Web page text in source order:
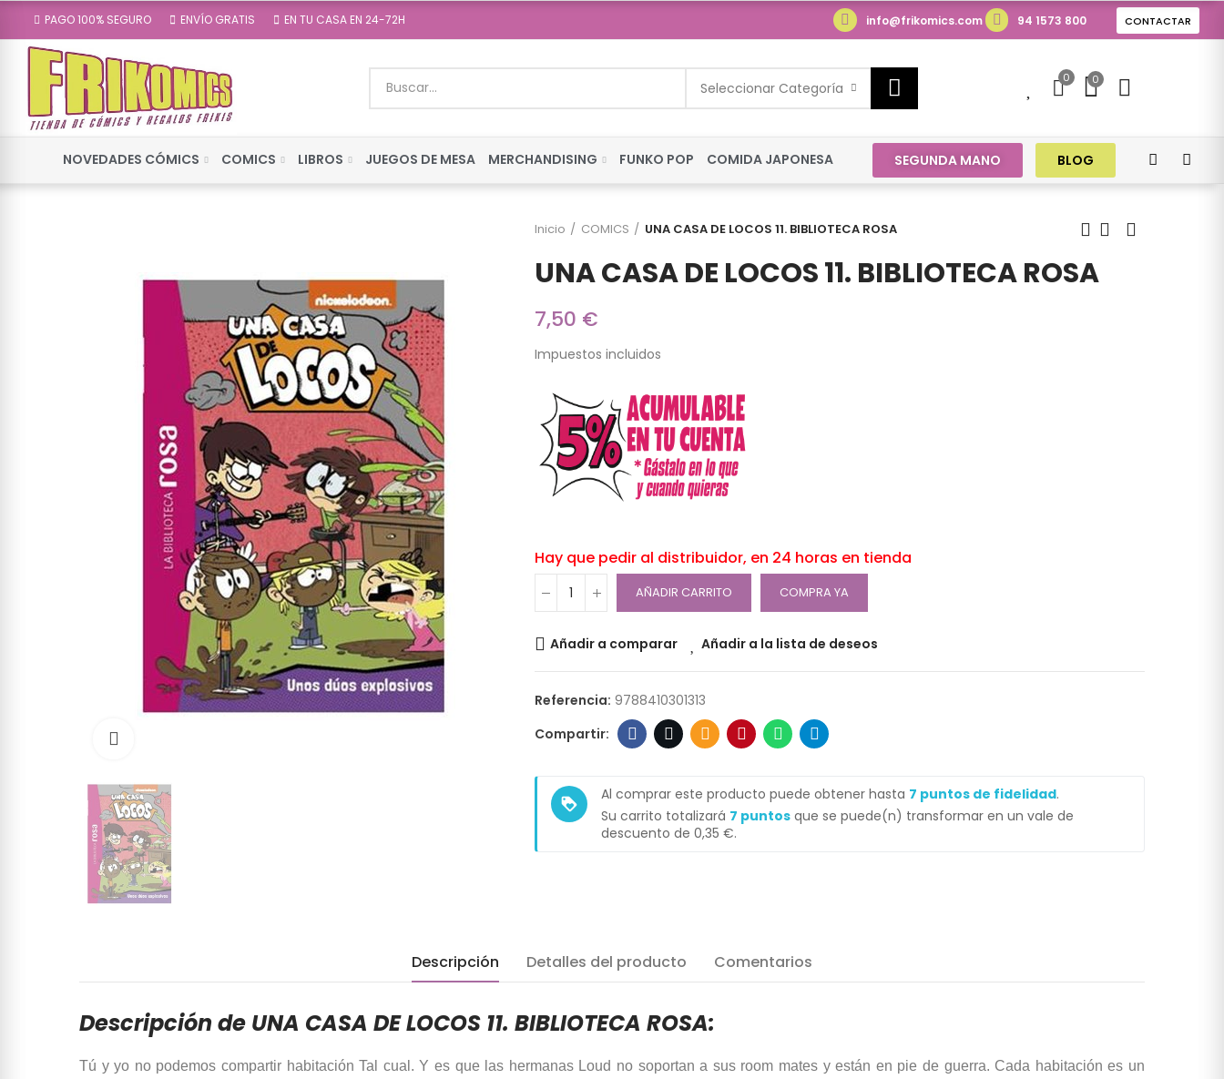
PAGO 100% SEGURO ENVÍO GRATIS EN TU CASA EN 24-72H info@frikomics.com 94 1573 800 CONTACTAR
Seleccionar Categoría
0 0
NOVEDADES CÓMICS COMICS LIBROS JUEGOS DE MESA MERCHANDISING FUNKO POP COMIDA JAPONESA SEGUNDA MANO BLOG
Inicio COMICS UNA CASA DE LOCOS 11. BIBLIOTECA ROSA
UNA CASA DE LOCOS 11. BIBLIOTECA ROSA
7,50 €
Impuestos incluidos
Hay que pedir al distribuidor, en 24 horas en tienda
AÑADIR CARRITO COMPRA YA
Añadir a comparar Añadir a la lista de deseos
Referencia: 9788410301313
loyalty
Al comprar este producto puede obtener hasta 7 puntos de fidelidad.
Su carrito totalizará 7 puntos que se puede(n) transformar en un vale de
descuento de 0,35 €.
Descripción Detalles del producto Comentarios
Descripción de UNA CASA DE LOCOS 11. BIBLIOTECA ROSA:
Tú y yo no podemos compartir habitación Tal cual. Y es que las hermanas Loud no soportan a sus room mates y están en pie de guerra. Cada habitación es un